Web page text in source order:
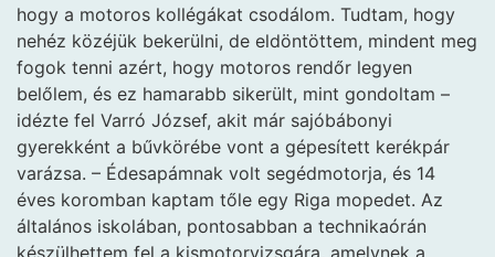
hogy a motoros kollégákat csodálom. Tudtam, hogy
nehéz közéjük bekerülni, de eldöntöttem, mindent meg
fogok tenni azért, hogy motoros rendőr legyen
belőlem, és ez hamarabb sikerült, mint gondoltam –
idézte fel Varró József, akit már sajóbábonyi
gyerekként a bűvkörébe vont a gépesített kerékpár
varázsa. – Édesapámnak volt segédmotorja, és 14
éves koromban kaptam tőle egy Riga mopedet. Az
általános iskolában, pontosabban a technikaórán
készülhettem fel a kismotorvizsgára, amelynek a